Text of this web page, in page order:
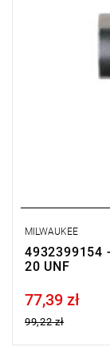
MILWAUKEE
4932399154
20 UNF
Price tax included
77,39 zł
99,22 zł